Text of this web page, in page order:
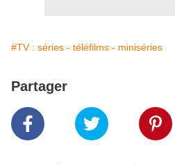
#TV : séries - téléfilms - miniséries
Partager